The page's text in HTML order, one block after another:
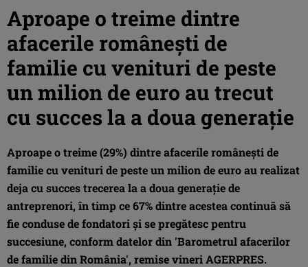
Aproape o treime dintre
afacerile româneşti de
familie cu venituri de peste
un milion de euro au trecut
cu succes la a doua generaţie
Aproape o treime (29%) dintre afacerile româneşti de
familie cu venituri de peste un milion de euro au realizat
deja cu succes trecerea la a doua generaţie de
antreprenori, în timp ce 67% dintre acestea continuă să
fie conduse de fondatori şi se pregătesc pentru
succesiune, conform datelor din 'Barometrul afacerilor
de familie din România', remise vineri AGERPRES.